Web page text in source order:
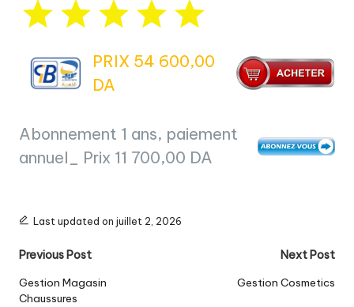
PRIX 54 600,00
DA
Abonnement 1 ans, paiement
annuel_ Prix 11 700,00 DA
conditions générales de vente
Last updated on juillet 2, 2026
Post
navigation
Previous Post
Gestion Magasin
Chaussures
Next Post
Gestion Cosmetics